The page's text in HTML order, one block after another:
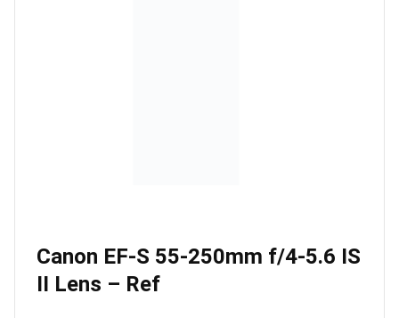
Canon EF-S 55-250mm f/4-5.6 IS
II Lens – Ref